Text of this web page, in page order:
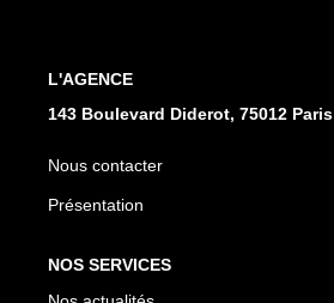
L'AGENCE
143 Boulevard Diderot, 75012 Paris
Nous contacter
Présentation
NOS SERVICES